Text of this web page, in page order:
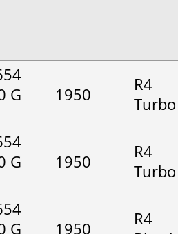
G
1950
R4
Turbo
G
1950
R4
Turbo
G
1950
R4